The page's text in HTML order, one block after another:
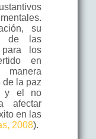
su
de las
los
en
de la paz
y el no
afectar
en las
2008).